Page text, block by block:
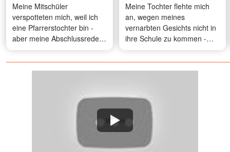
Meine Mitschüler
verspotteten mich, weil ich
eine Pfarrerstochter bin -
aber meine Abschlussrede
brachte den ganzen Saal
zum Schweigen
Meine Tochter flehte mich
an, wegen meines
vernarbten Gesichts nicht in
ihre Schule zu kommen -
dann kam ein Fremder in
ihre Schule und sagte:
"Deine Mutter hat 20 Jahre
Watch